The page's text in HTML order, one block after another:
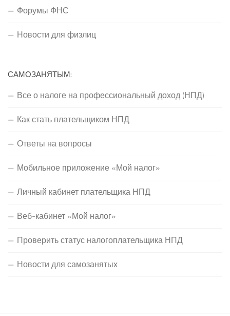
Форумы ФНС
Новости для физлиц
САМОЗАНЯТЫМ:
Все о налоге на профессиональный доход (НПД)
Как стать плательщиком НПД
Ответы на вопросы
Мобильное приложение «Мой налог»
Личный кабинет плательщика НПД
Веб-кабинет «Мой налог»
Проверить статус налогоплательщика НПД
Новости для самозанятых